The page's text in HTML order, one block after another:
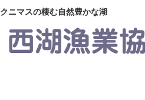
クニマスの棲む自然豊かな湖